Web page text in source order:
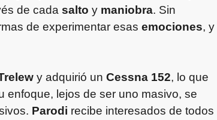
de cada salto y maniobra. Sin
de experimentar esas emociones, y
y adquirió un Cessna 152, lo que
enfoque, lejos de ser uno masivo, se
Parodi recibe interesados de todos